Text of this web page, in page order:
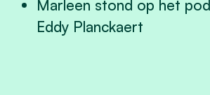
Marleen stond op het
Eddy Planckaert